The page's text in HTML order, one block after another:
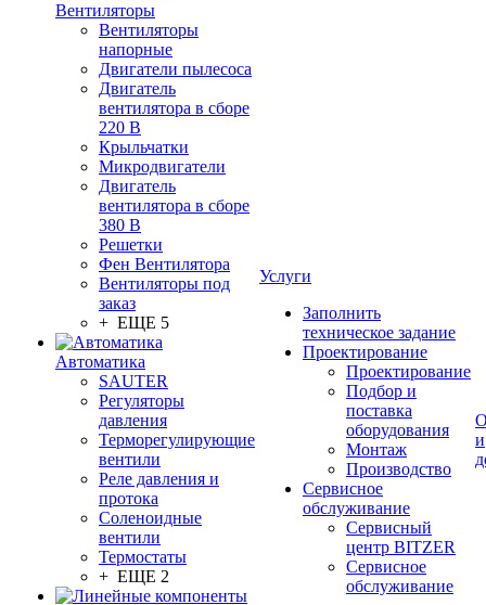
Вентиляторы
Вентиляторы
напорные
Двигатели пылесоса
Двигатель
вентилятора в сборе
220 В
Крыльчатки
Микродвигатели
Двигатель
вентилятора в сборе
380 В
Решетки
Фен Вентилятора
Вентиляторы под
заказ
+ ЕЩЕ 5
Автоматика
SAUTER
Регуляторы
давления
Терморегулирующие
вентили
Реле давления и
протока
Соленоидные
вентили
Термостаты
+ ЕЩЕ 2
Услуги
Заполнить
техническое задание
Проектирование
Проектирование
Подбор и
поставка
оборудования
Монтаж
Производство
Сервисное
обслуживание
Сервисный
центр BITZER
Сервисное
обслуживание
и